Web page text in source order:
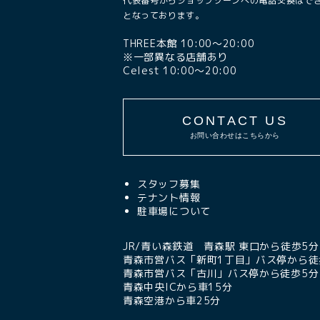
となっております。
THREE本館 10:00〜20:00
※一部異なる店舗あり
Celest 10:00〜20:00
CONTACT US
お問い合わせはこちらから
スタッフ募集
テナント情報
駐車場について
JR/青い森鉄道 青森駅 東口から徒歩5分
青森市営バス「新町1丁目」バス停から
青森市営バス「古川」バス停から徒歩5分
青森中央ICから車15分
青森空港から車25分